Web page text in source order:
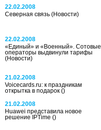
22.02.2008
Северная связь (Новости)
22.02.2008
«Единый» и «Военный». Сотовые
операторы выдвинули тарифы
(Новости)
21.02.2008
Voicecards.ru: к праздникам
открытка в подарок ()
21.02.2008
Huawei представила новое
решение IPTime ()